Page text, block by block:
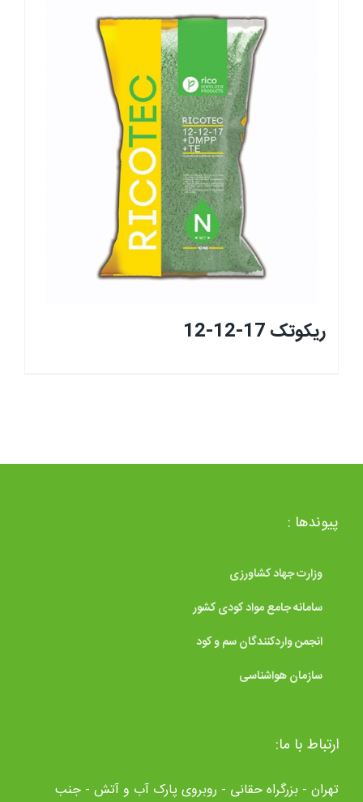
ریکوتک 17-12-12
پیوندها :
وزارت جهاد کشاورزی
سامانه جامع مواد کودی کشور
انجمن واردکنندگان سم و کود
سازمان هواشناسی
ارتباط با ما:
تهران - بزرگراه حقانی - روبروی پارک آب و آتش - جنب